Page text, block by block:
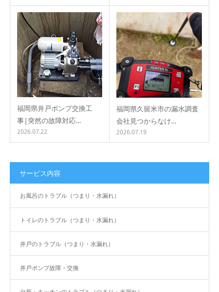
福岡県井戸ポンプ交換工
事|突然の故障対応…
2026.07.22
福岡県久留米市の漏水調査
会社見つからなけ…
2026.07.19
サービス内容
お風呂のトラブル（つまり・水漏れ）
トイレのトラブル（つまり・水漏れ）
井戸のトラブル（つまり・水漏れ）
井戸ポンプ故障・交換